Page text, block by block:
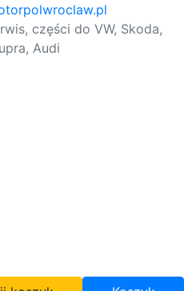
części do VW, Skoda,
Audi